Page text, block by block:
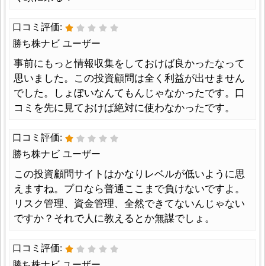
口コミ評価:
勝ち株ナビ ユーザー
事前にもっと情報収集をしておけば良かったなって
思いました。この投資顧問は全く利益が出せません
でした。しょぼいなんてもんじゃなかったです。口
コミを先に見ておけば絶対に使わなかったです。
口コミ評価:
勝ち株ナビ ユーザー
この投資顧問サイトはかなりレベルが低いように思
えますね。プロなら普通ここまで負けないですよ。
リスク管理、資金管理、全然できてないんじゃない
ですか？それで人に教えるとか無謀でしょ。
口コミ評価: